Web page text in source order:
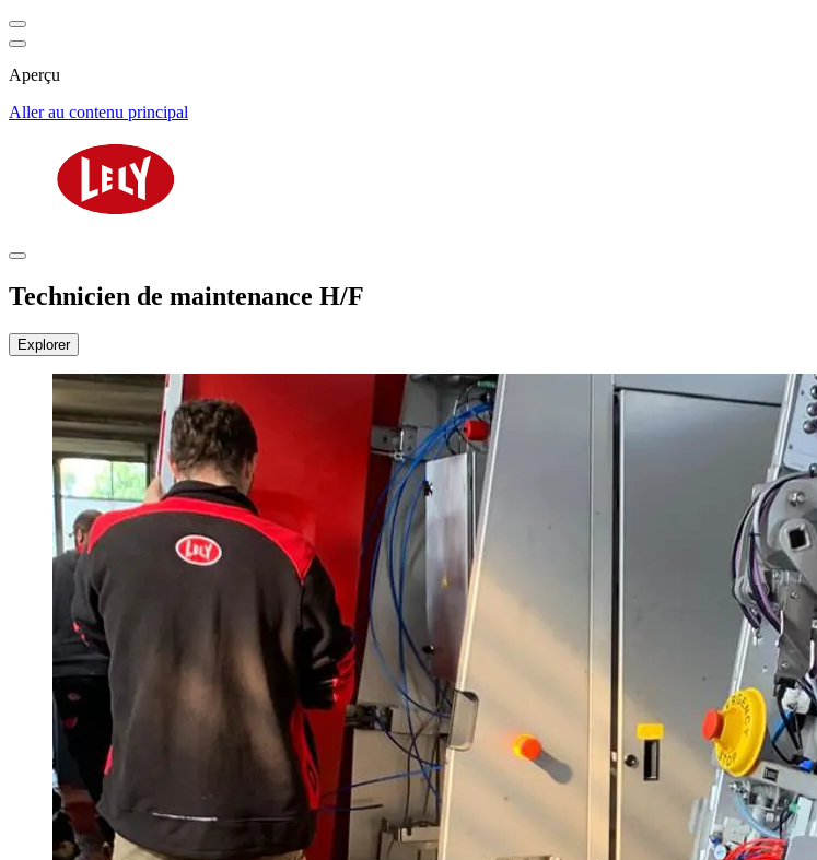
Aperçu
Aller au contenu principal
Technicien de maintenance H/F
Explorer